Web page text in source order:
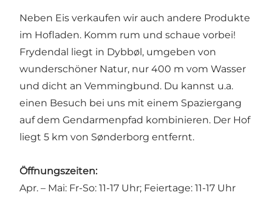
Neben Eis verkaufen wir auch andere Produkte
im Hofladen. Komm rum und schaue vorbei!
Frydendal liegt in Dybbøl, umgeben von
wunderschöner Natur, nur 400 m vom Wasser
und dicht an Vemmingbund. Du kannst u.a.
einen Besuch bei uns mit einem Spaziergang
auf dem Gendarmenpfad kombinieren. Der Hof
liegt 5 km von Sønderborg entfernt.
Öffnungszeiten:
Apr. – Mai: Fr-So: 11-17 Uhr; Feiertage: 11-17 Uhr